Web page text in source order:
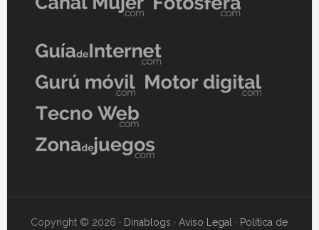
Copyright © 2026 · Dinablogs ·Aviso Legal · Política de